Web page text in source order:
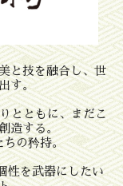
と技を融合し、世
す。
とともに、まだこ
造する。
ちの矜持。
性を武器にしたい